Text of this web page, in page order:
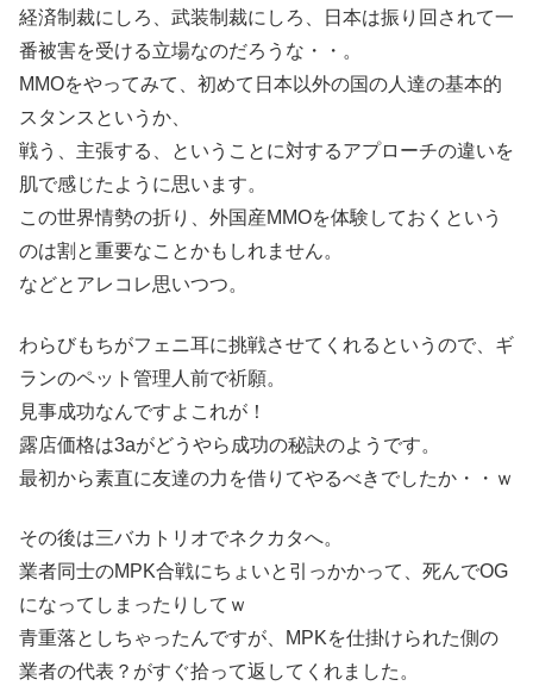
経済制裁にしろ、武装制裁にしろ、日本は振り回されて一
番被害を受ける立場なのだろうな・・。
MMOをやってみて、初めて日本以外の国の人達の基本的
スタンスというか、
戦う、主張する、ということに対するアプローチの違いを
肌で感じたように思います。
この世界情勢の折り、外国産MMOを体験しておくという
のは割と重要なことかもしれません。
などとアレコレ思いつつ。
わらびもちがフェニ耳に挑戦させてくれるというので、ギ
ランのペット管理人前で祈願。
見事成功なんですよこれが！
露店価格は3aがどうやら成功の秘訣のようです。
最初から素直に友達の力を借りてやるべきでしたか・・ｗ
その後は三バカトリオでネクカタへ。
業者同士のMPK合戦にちょいと引っかかって、死んでOG
になってしまったりしてｗ
青重落としちゃったんですが、MPKを仕掛けられた側の
業者の代表？がすぐ拾って返してくれました。